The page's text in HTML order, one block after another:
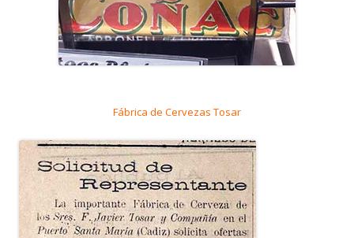
Fábrica de Cervezas Tosar